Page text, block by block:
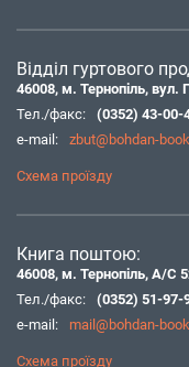
Відділ гуртового
46008, м. Тернопіль, вул.
Тел./факс:
(0352) 43-00-
e-mail:
zbut@bohdan-
Схема проїзду
Книга поштою:
46008, м. Тернопіль, А/С
Тел./факс:
(0352) 51-97-
e-mail:
mail@bohdan-
Схема проїзду